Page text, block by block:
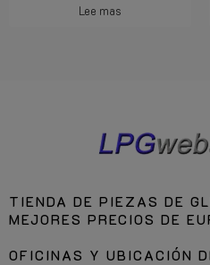
Lee mas
TIENDA DE PIEZAS DE
MEJORES PRECIOS DE
OFICINAS Y UBICACIÓN